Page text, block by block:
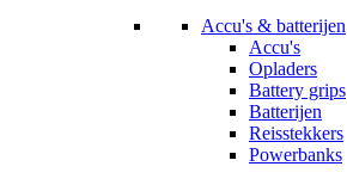
Accu's & batterijen
Accu's
Opladers
Battery grips
Batterijen
Reisstekkers
Powerbanks